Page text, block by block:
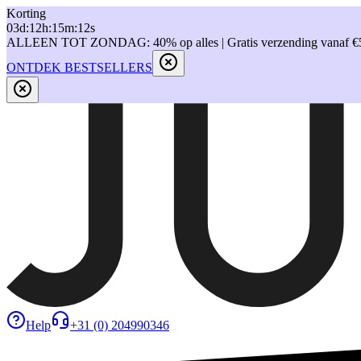
Korting
03d:12h:15m:12s
ALLEEN TOT ZONDAG: 40% op alles | Gratis verzending vanaf
ONTDEK BESTSELLERS
Help +31 (0) 204990346